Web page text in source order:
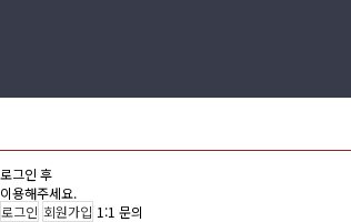
로그인 후
이용해주세요.
로그인 회원가입 1:1 문의